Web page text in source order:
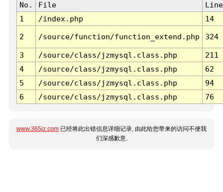
No. File
Line
1
/index.php 14
2 /source/function/function_extend.php 324
3 /source/class/jzmysql.class.php
211
4
/source/class/jzmysql.class.php
62
5
/source/class/jzmysql.class.php
94
6
/source/class/jzmysql.class.php 76
www.365jz.com 已经将此出错信息详细记录, 由此给您带来的访问不便我
们深感歉意.